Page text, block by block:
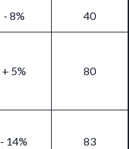
- 8% 40
+ 5% 80
- 14% 83